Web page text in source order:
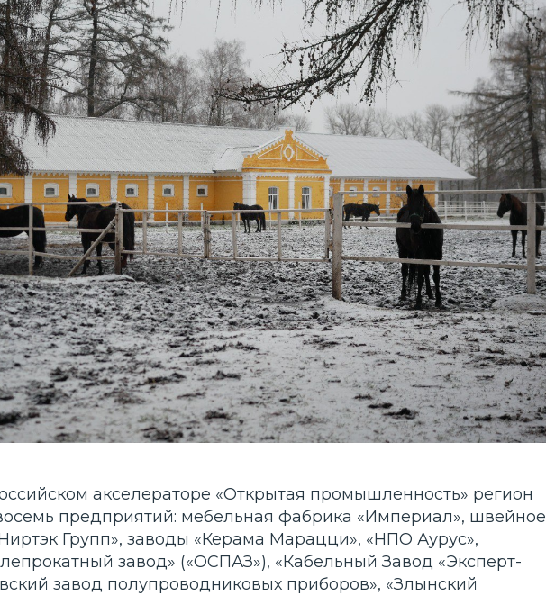
акселераторе «Открытая промышленность» регион
предприятий: мебельная фабрика «Империал», швейное
Групп», заводы «Керама Марацци», «НПО Аурус»,
завод» («ОСПАЗ»), «Кабельный Завод «Эксперт-
завод полупроводниковых приборов», «Злынский